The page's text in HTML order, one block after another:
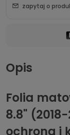
zapytaj o
Opis
Folia
8.8"
ochrona i